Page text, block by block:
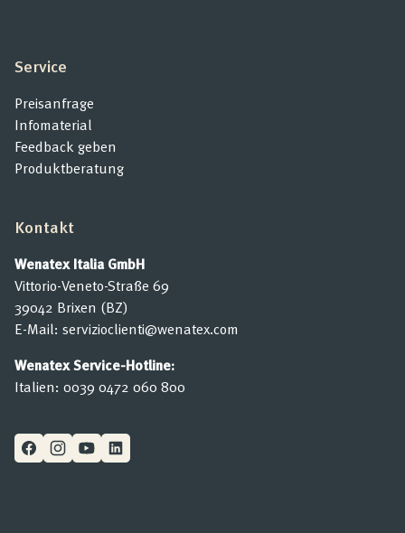
Service
Preisanfrage
Infomaterial
Feedback geben
Produktberatung
Kontakt
Wenatex Italia GmbH
Vittorio-Veneto-Straße 69
39042 Brixen (BZ)
E-Mail: servizioclienti@wenatex.com
Wenatex Service-Hotline:
Italien: 0039 0472 060 800